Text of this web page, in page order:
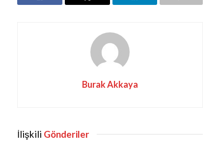
Burak Akkaya
İlişkili Gönderiler